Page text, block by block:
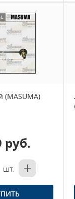
(MASUMA)
руб.
шт.